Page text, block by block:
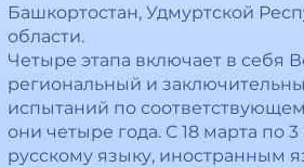
Башкортостан, Удмуртской
области.
Четыре этапа включает в себя
региональный и
испытаний по
они четыре года. С 18 марта
русскому языку, иностранным